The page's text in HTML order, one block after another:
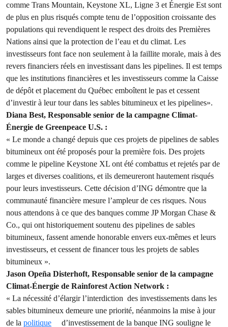
comme Trans Mountain, Keystone XL, Ligne 3 et Énergie Est sont
de plus en plus risqués compte tenu de l’opposition croissante des
populations qui revendiquent le respect des droits des Premières
Nations ainsi que la protection de l’eau et du climat. Les
investisseurs font face non seulement à la faillite morale, mais à des
revers financiers réels en investissant dans les pipelines. Il est temps
que les institutions financières et les investisseurs comme la Caisse
de dépôt et placement du Québec emboîtent le pas et cessent
d’investir à leur tour dans les sables bitumineux et les pipelines».
Diana Best, Responsable senior de la campagne Climat-
Énergie de Greenpeace U.S. :
« Le monde a changé depuis que ces projets de pipelines de sables
bitumineux ont été proposés pour la première fois. Des projets
comme le pipeline Keystone XL ont été combattus et rejetés par de
larges et diverses coalitions, et ils demeureront hautement risqués
pour leurs investisseurs. Cette décision d’ING démontre que la
communauté financière mesure l’ampleur de ces risques. Nous
nous attendons à ce que des banques comme JP Morgan Chase &
Co., qui ont historiquement soutenu des pipelines de sables
bitumineux, fassent amende honorable envers eux-mêmes et leurs
investisseurs, et cessent de financer tous les projets de sables
bitumineux ».
Jason Opeña Disterhoft, Responsable senior de la campagne
Climat-Énergie de Rainforest Action Network :
« La nécessité d’élargir l’interdiction des investissements dans les
sables bitumineux demeure une priorité, néanmoins la mise à jour
de la politique d’investissement de la banque ING souligne le